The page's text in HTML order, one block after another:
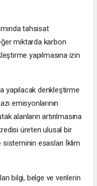
tahsisat
miktarda karbon
yapılmasına izin
yapılacak denkleştirme
emisyonlarının
alanların artırılmasına
üreten ulusal bir
esasları İklim
bilgi, belge ve verilerin